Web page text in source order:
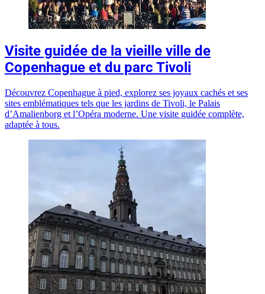
Visite guidée de la vieille ville de
Copenhague et du parc Tivoli
Découvrez Copenhague à pied, explorez ses joyaux cachés et ses
sites emblématiques tels que les jardins de Tivoli, le Palais
d’Amalienborg et l’Opéra moderne. Une visite guidée complète,
adaptée à tous.